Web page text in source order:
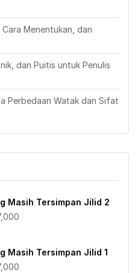
Menentukan, dan
dan Puitis untuk Penulis
Perbedaan Watak dan Sifat
Masih Tersimpan Jilid 2
Masih Tersimpan Jilid 1